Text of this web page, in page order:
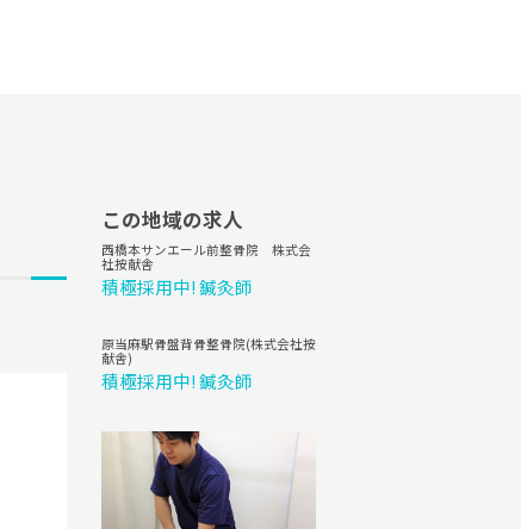
この地域の求人
西橋本サンエール前整骨院 株式会
社按献舎
積極採用中! 鍼灸師
原当麻駅骨盤背骨整骨院(株式会社按
献舎)
積極採用中! 鍼灸師